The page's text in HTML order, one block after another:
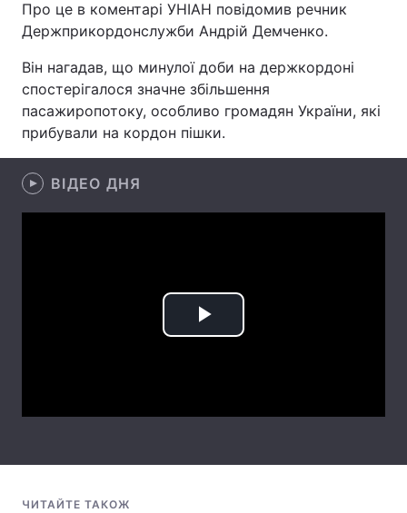
Спорт Наука
Техно і зв'язок Лайт
Зброя Інциденти
Здоров'я Туризм
Цікавинки
Про це в коментарі УНІАН повідомив речник
Держприкордонслужби Андрій Демченко.
Він нагадав, що минулої доби на держкордоні
спостерігалося значне збільшення
пасажиропотоку, особливо громадян України, які
прибували на кордон пішки.
ВІДЕО ДНЯ
Play
ЧИТАЙТЕ ТАКОЖ